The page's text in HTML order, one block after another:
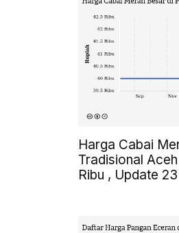
Harga Cabai
Tradisional
Ribu , Update